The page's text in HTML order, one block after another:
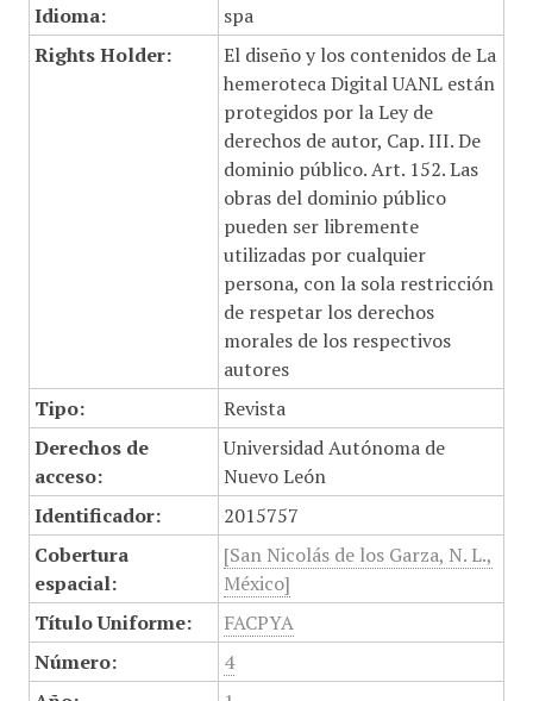
Idioma:
spa
Rights Holder:
El diseño y los contenidos de La
hemeroteca Digital UANL están
protegidos por la Ley de
derechos de autor, Cap. III. De
dominio público. Art. 152. Las
obras del dominio público
pueden ser libremente
utilizadas por cualquier
persona, con la sola restricción
de respetar los derechos
morales de los respectivos
autores
Tipo:
Revista
Derechos de
acceso:
Universidad Autónoma de
Nuevo León
Identificador:
2015757
Cobertura
espacial:
[San Nicolás de los Garza, N. L.,
México]
Título Uniforme:
FACPYA
Número:
4